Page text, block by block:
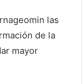
las
de la
mayor